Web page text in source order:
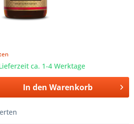
ca. 1-4 Werktage
In den Warenkorb